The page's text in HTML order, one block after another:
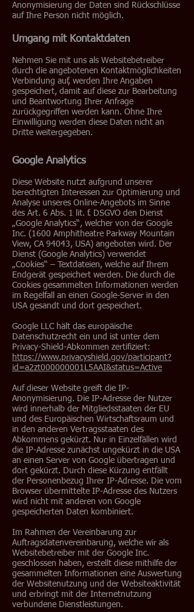
Anonymisierung der Daten sind Rückschlüsse
auf Ihre Person nicht möglich.
Umgang mit Kontaktdaten
Nehmen Sie mit uns als Websitebetreiber
durch die angebotenen Kontaktmöglichkeiten
Verbindung auf, werden Ihre Angaben
gespeichert, damit auf diese zur Bearbeitung
und Beantwortung Ihrer Anfrage
zurückgegriffen werden kann. Ohne Ihre
Einwilligung werden diese Daten nicht an
Dritte weitergegeben.
Google Analytics
Diese Website nutzt aufgrund unserer
berechtigten Interessen zur Optimierung und
Analyse unseres Online-Angebots im Sinne
des Art. 6 Abs. 1 lit. f. DSGVO den Dienst
„Google Analytics“, welcher von der Google
Inc. (1600 Amphitheatre Parkway Mountain
View, CA 94043, USA) angeboten wird. Der
Dienst (Google Analytics) verwendet
„Cookies“ – Textdateien, welche auf Ihrem
Endgerät gespeichert werden. Die durch die
Cookies gesammelten Informationen werden
im Regelfall an einen Google-Server in den
USA gesandt und dort gespeichert.
Google LLC hält das europäische
Datenschutzrecht ein und ist unter dem
Privacy-Shield-Abkommen zertifiziert:
https://www.privacyshield.gov/participant?
id=a2zt000000001L5AAI&status=Active
Auf dieser Website greift die IP-
Anonymisierung. Die IP-Adresse der Nutzer
wird innerhalb der Mitgliedsstaaten der EU
und des Europäischen Wirtschaftsraum und
in den anderen Vertragsstaaten des
Abkommens gekürzt. Nur in Einzelfällen wird
die IP-Adresse zunächst ungekürzt in die USA
an einen Server von Google übertragen und
dort gekürzt. Durch diese Kürzung entfällt
der Personenbezug Ihrer IP-Adresse. Die vom
Browser übermittelte IP-Adresse des Nutzers
wird nicht mit anderen von Google
gespeicherten Daten kombiniert.
Im Rahmen der Vereinbarung zur
Auftragsdatenvereinbarung, welche wir als
Websitebetreiber mit der Google Inc.
geschlossen haben, erstellt diese mithilfe der
gesammelten Informationen eine Auswertung
der Websitenutzung und der Websiteaktivität
und erbringt mit der Internetnutzung
verbundene Dienstleistungen.